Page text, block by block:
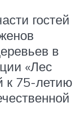
гостей
в
«Лес
к 75-летию